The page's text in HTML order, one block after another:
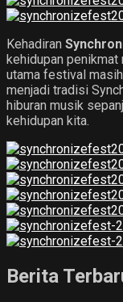
Kehadiran
kehidupan penikmat
utama festival
menjadi tradisi
hiburan musik
kehidupan kita.
Berita